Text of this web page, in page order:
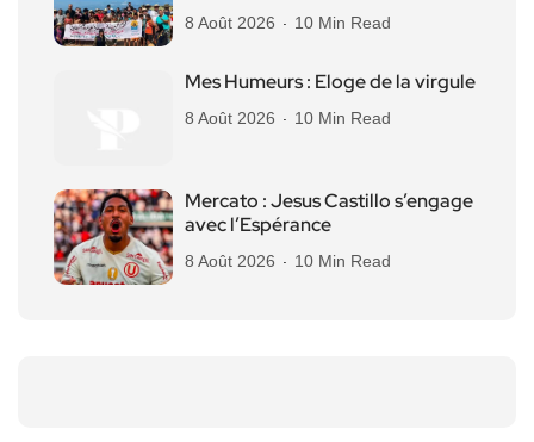
8 Août 2026 10 Min Read
Mes Humeurs : Eloge de la virgule
8 Août 2026 10 Min Read
Mercato : Jesus Castillo s’engage
avec l’Espérance
8 Août 2026 10 Min Read